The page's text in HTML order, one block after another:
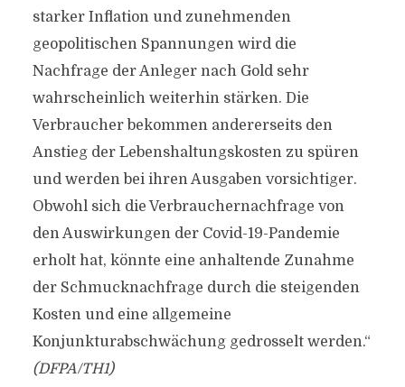
starker Inflation und zunehmenden
geopolitischen Spannungen wird die
Nachfrage der Anleger nach Gold sehr
wahrscheinlich weiterhin stärken. Die
Verbraucher bekommen andererseits den
Anstieg der Lebenshaltungskosten zu spüren
und werden bei ihren Ausgaben vorsichtiger.
Obwohl sich die Verbrauchernachfrage von
den Auswirkungen der Covid-19-Pandemie
erholt hat, könnte eine anhaltende Zunahme
der Schmucknachfrage durch die steigenden
Kosten und eine allgemeine
Konjunkturabschwächung gedrosselt werden.“
(DFPA/TH1)